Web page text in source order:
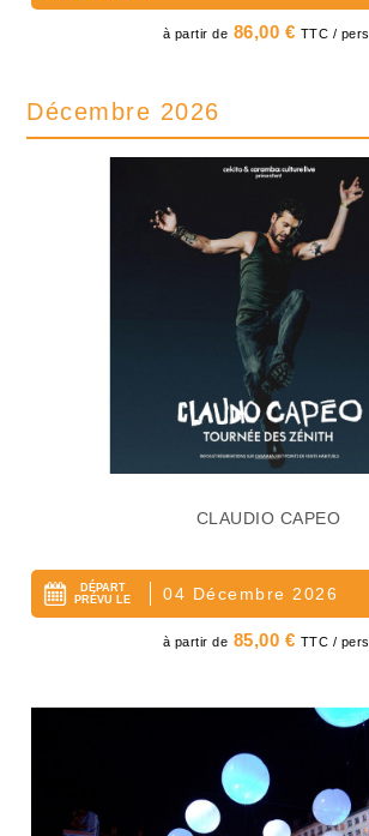
Prix
à partir de 86,00 € TTC / pers.
Décembre 2026
CLAUDIO CAPEO
DÉPART
PRÉVU LE
04 Décembre 2026
Prix
à partir de 85,00 € TTC / pers.